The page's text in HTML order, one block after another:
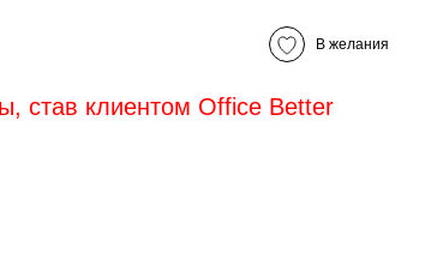
В желания
став клиентом Office Better